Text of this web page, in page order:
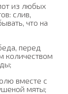
из любых
слив,
что на
перед
количеством
вместе с
мяты;